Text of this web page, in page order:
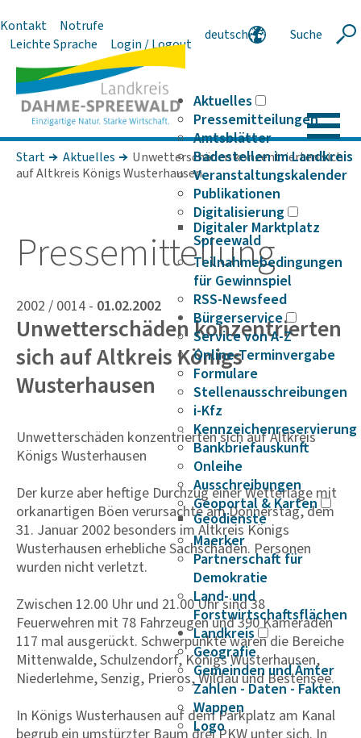
Kontakt
Notrufe
Leichte Sprache
Login / Logout
deutsch
Suche
Aktuelles
Pressemitteilungen
Amtsblätter
Badestellen im Landkreis
Veranstaltungskalender
Publikationen
Digitalisierung
Digitaler Marktplatz
Spreewald
Teilnahmebedingungen
für Gewinnspiel
RSS-Newsfeed
Bürgerservice
Service von A-Z
Online-Terminvergabe
Formulare
Stellenausschreibungen
i-Kfz
Kennzeichenreservierung
Bankbriefauskunft
Onleihe
Ausschreibungen
Geoportal & Karten
Geodienste
Maerker
Partnerschaft für
Demokratie
Land- und
Forstwirtschaftsflächen
Landkreis
Geografie
Gemeinden und Ämter
Zahlen - Daten - Fakten
Wappen
Logo
Start Aktuelles
Unwetterschäden konzentrierten sich
auf Altkreis Königs Wusterhausen
Pres­se­mit­tei­lung
2002 / 0014 - 01.02.2002
Unwetterschäden konzentrierten
sich auf Altkreis Königs
Wusterhausen
Unwetterschäden konzentrierten sich auf Altkreis
Königs Wusterhausen
Der kurze aber heftige Durchzug einer Wetterlage mit
orkanartigen Böen verursachte am Donnerstag, dem
31. Januar 2002 besonders im Altkreis Königs
Wusterhausen erhebliche Sachschäden. Personen
wurden nicht verletzt.
Zwischen 12.00 Uhr und 21.00 Uhr sind 38
Feuerwehren mit 78 Fahrzeugen und 390 Kameraden
117 mal ausgerückt. Schwerpunkte waren die Bereiche
Mittenwalde, Schulzendorf, Königs Wusterhausen,
Niederlehme, Senzig, Prieros, Wildau und Bestensee.
In Königs Wusterhausen auf dem Parkplatz am Kanal